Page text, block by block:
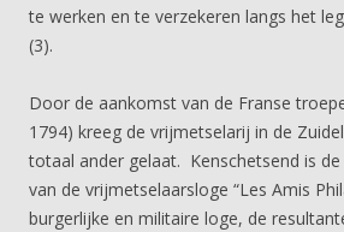
te werken en te verzekeren langs het
(3).
Door de aankomst van de Franse
1794) kreeg de vrijmetselarij in de
totaal ander gelaat. Kenschetsend is
van de vrijmetselaarsloge “Les Amis
burgerlijke en militaire loge, de